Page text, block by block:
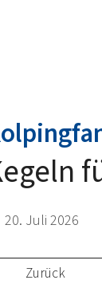
20. Juli 2026
Zurück